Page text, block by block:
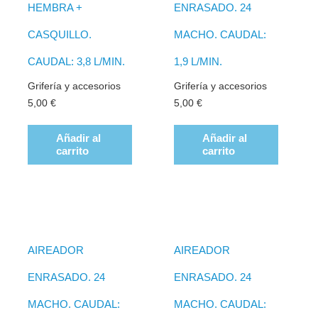
HEMBRA +
CASQUILLO.
CAUDAL: 3,8 L/MIN.
Grifería y accesorios
5,00€
Añadir al
carrito
ENRASADO. 24
MACHO. CAUDAL:
1,9 L/MIN.
Grifería y accesorios
5,00 €
Añadir al
carrito
AIREADOR
ENRASADO. 24
MACHO. CAUDAL:
AIREADOR
ENRASADO. 24
MACHO. CAUDAL: